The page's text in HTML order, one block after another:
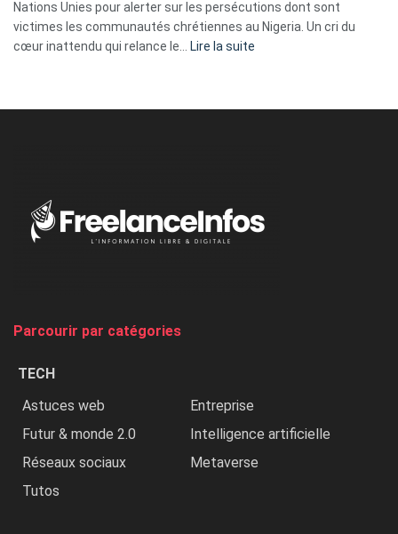
Nations Unies pour alerter sur les persécutions dont sont
victimes les communautés chrétiennes au Nigeria. Un cri du
cœur inattendu qui relance le… Lire la suite
Nigeria,
Parcourir par catégories
TECH
Astuces web
Entreprise
Futur & monde 2.0
Intelligence artificielle
Réseaux sociaux
Metaverse
Tutos